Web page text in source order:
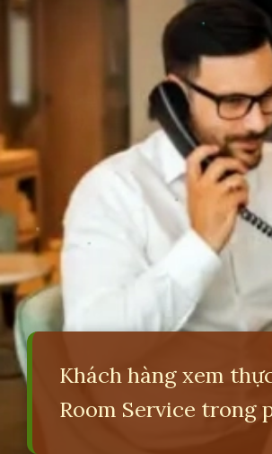
Khách hàng xem
Room Service trong